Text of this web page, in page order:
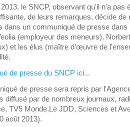
le SNCP, observant qu'il n'a pas
de leurs remarques, décide de
dans un communiqué de presse dans
(employeur des meneurs),
et les élus (maître d’œuvre de
de presse du SNCP ici...
de presse sera repris par
diffusé par de nombreux journaux,
TV5 Monde,Le JDD, Sciences et
août 2013).